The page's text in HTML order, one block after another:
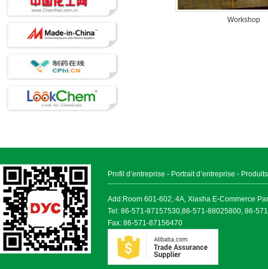
Workshop
Profil d’entreprise - Portrait d’entreprise - Produits
Add:Room 601-602, 4A, Xiasha E-Commerce
Tel: 86-571-87157530,86-571-88025800, 86-
Fax: 86-571-87156470